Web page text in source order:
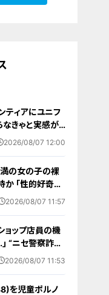
ティアにユニフ
なきゃと実感が
区の愛知県体育
2026/08/07 12:00
の女の子の裸
か ｢性的好奇心
校講師の38歳
2026/08/07 11:57
ョップ店員の機
“ニセ警察詐
被害者が語る事
2026/08/07 11:53
を児童ポルノ